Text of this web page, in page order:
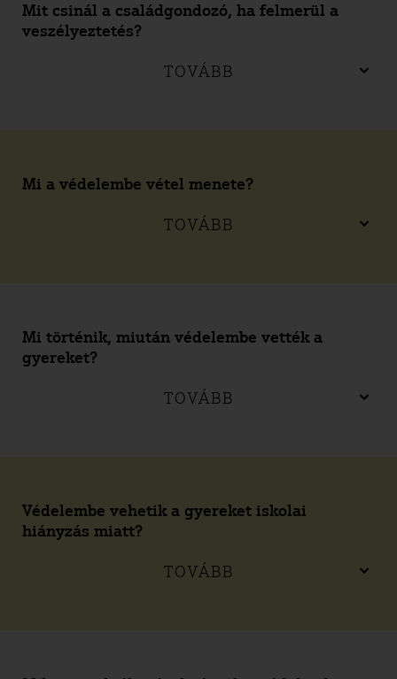
Mit csinál a családgondozó, ha felmerül a
veszélyeztetés?
TOVÁBB
Mi a védelembe vétel menete?
TOVÁBB
Mi történik, miután védelembe vették a
gyereket?
TOVÁBB
Védelembe vehetik a gyereket iskolai
hiányzás miatt?
TOVÁBB